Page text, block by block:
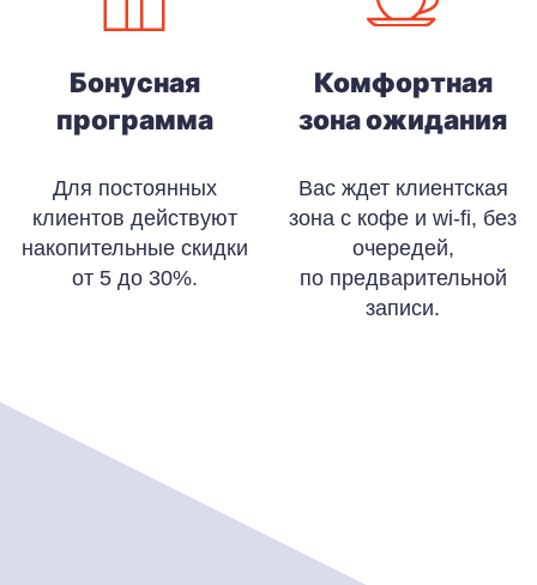
Бонусная
программа
Для постоянных
клиентов действуют
накопительные скидки
от 5 до 30%.
Комфортная
зона ожидания
Вас ждет клиентская
зона с кофе и wi-fi, без
очередей,
по предварительной
записи.